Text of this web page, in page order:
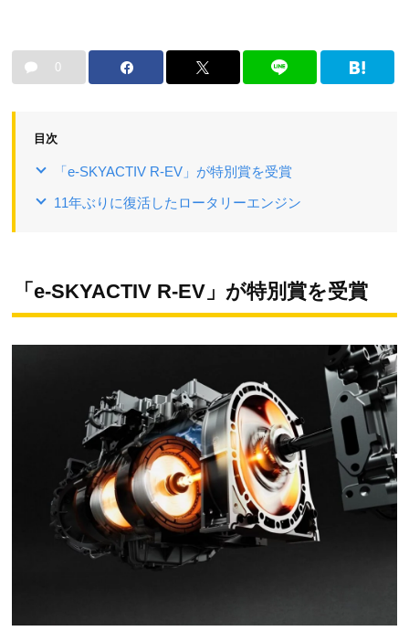
0
目次
「e-SKYACTIV R-EV」が特別賞を受賞
11年ぶりに復活したロータリーエンジン
「e-SKYACTIV R-EV」が特別賞を受賞